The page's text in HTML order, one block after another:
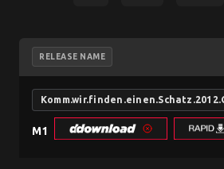
RELEASE NAME
M1